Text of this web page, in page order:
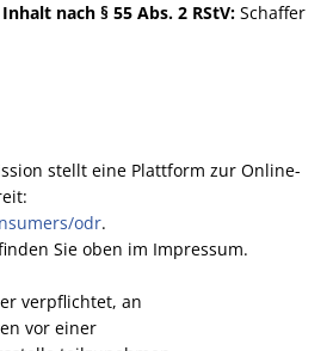
nach § 55 Abs. 2 RStV: Schaffer
stellt eine Plattform zur Online-
odr.
Sie oben im Impressum.
verpflichtet, an
vor einer